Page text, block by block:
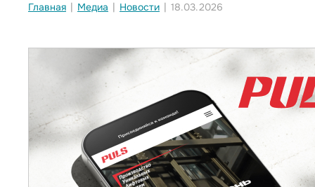
Главная | Медиа | Новости | 18.03.2026